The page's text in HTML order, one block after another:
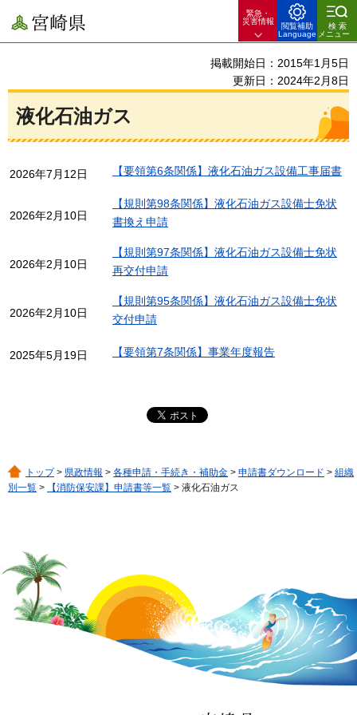
宮崎県
緊急・
災害情報
閲覧補助
Language
検索
メニュー
掲載開始日：2015年1月5日
更新日：2024年2月8日
液化石油ガス
2026年7月12日 【要領第6条関係】液化石油ガス設備工事届書
2026年2月10日
【規則第98条関係】液化石油ガス設備士免状
書換え申請
2026年2月10日
【規則第97条関係】液化石油ガス設備士免状
再交付申請
2026年2月10日
【規則第95条関係】液化石油ガス設備士免状
交付申請
2025年5月19日 【要領第7条関係】事業年度報告
トップ> 県政情報 > 各種申請・手続き・補助金 > 申請書ダウンロード > 組織
別一覧 > 【消防保安課】申請書等一覧 > 液化石油ガス